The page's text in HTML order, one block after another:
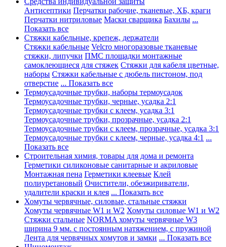
Антисептики Перчатки рабочие, тканевые, ХБ, краги
Перчатки нитриловые Маски сварщика Бахилы ...
Показать все
Стяжки кабельные, крепеж, держатели
Стяжки кабельные Velcro многоразовые тканевые
стяжки, липучки ПМС площадки монтажные
самоклеющиеся для стяжек Стяжки для кабеля цветные,
наборы Стяжки кабельные с дюбель пистоном, под
отверстие ... Показать все
Термоусадочные трубки, наборы термоусадок
Термоусадочные трубки, черные, усадка 2:1
Термоусадочные трубки с клеем, усадка 3:1
Термоусадочные трубки, прозрачные, усадка 2:1
Термоусадочные трубки с клеем, прозрачные, усадка 3:1
Термоусадочные трубки с клеем, черные, усадка 4:1 ...
Показать все
Строительная химия, товары для дома и ремонта
Герметики силиконовые санитарные и акриловые
Монтажная пена Герметики клеевые Клей
полиуретановый Очистители, обезжириватели,
удалители краски и клея ... Показать все
Хомуты червячные, силовые, стальные стяжки
Хомуты червячные W1 и W2 Хомуты силовые W1 и W2
Стяжки стальные NORMA хомуты червячные W3
ширина 9 мм. с постоянным натяжением, с пружиной
Лента для червячных хомутов и замки ... Показать все